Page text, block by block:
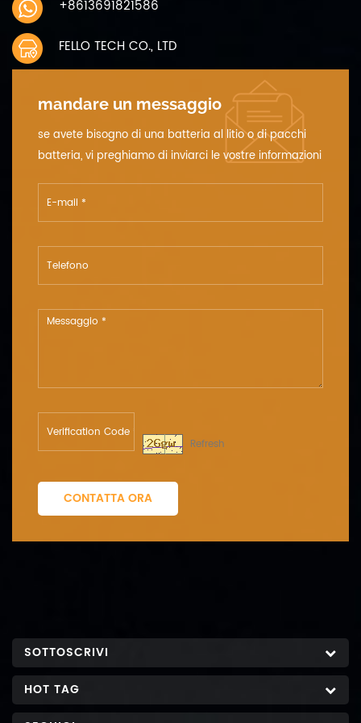
+8613691821586
FELLO TECH CO., LTD
mandare un messaggio
se avete bisogno di una batteria al litio o di pacchi
batteria, vi preghiamo di inviarci le vostre informazioni
Refresh
CONTATTA ORA
SOTTOSCRIVI
HOT TAG